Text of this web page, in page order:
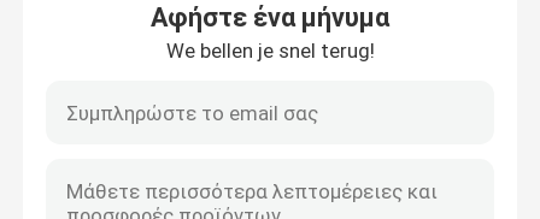
Συσκευάζοντας τσάντες ζωοτροφών
Τσάντα συσκευασίας λιπάσματος
Τοποθετημένες σε στρώματα BOPP υφαμένες PP
Αφήστε ένα μήνυμα
We bellen je snel terug!